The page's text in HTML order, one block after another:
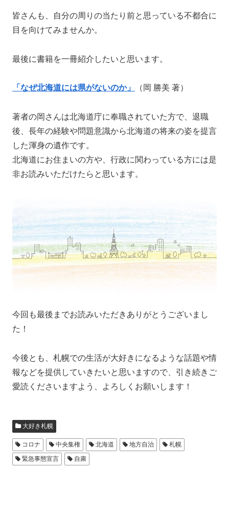
皆さんも、自分の周りの当たり前と思っている不都合に
目を向けてみませんか。
最後に書籍を一冊紹介したいと思います。
「なぜ北海道には県がないのか」 （岡 勝美 著）
著者の岡さんは北海道庁に奉職されていた方で、退職
後、長年の経験や問題意識から北海道の将来の姿を提言
した渾身の遺作です。
北海道にお住まいの方や、行政に関わっている方には是
非お読みいただけたらと思います。
今回も最後までお読みいただきありがとうございまし
た！
今後とも、札幌での生活が大好きになるような話題や情
報などを提供していきたいと思いますので、引き続きご
愛読くださいますよう、よろしくお願いします！
大好き札幌
コロナ 中央集権 北海道 地方自治
札幌
緊急事態宣言
自粛